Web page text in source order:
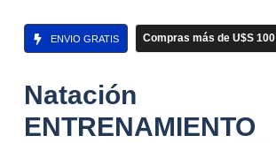
ENVIO GRATIS Compras más de U$S 100
Natación
ENTRENAMIENTO